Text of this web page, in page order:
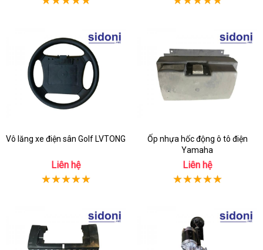
Vô lăng xe điện sân Golf LVTONG
Liên hệ
Ốp nhựa hốc động ô tô điện
Yamaha
Liên hệ